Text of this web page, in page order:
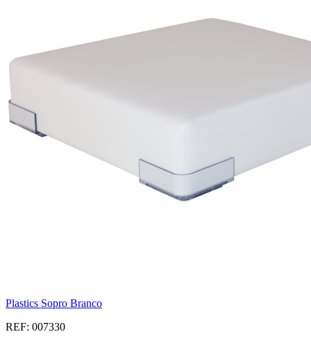
Plastics Sopro Branco
REF: 007330